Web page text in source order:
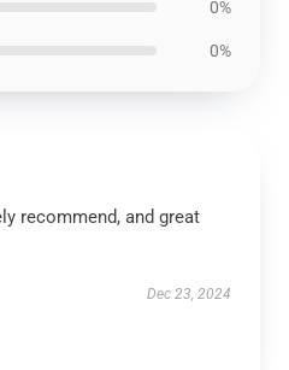
0%
0%
recommend, and great
Dec 23, 2024